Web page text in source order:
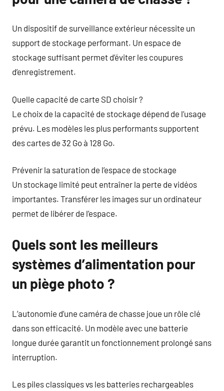
Un dispositif de surveillance extérieur nécessite un
support de stockage performant. Un espace de
stockage suffisant permet d’éviter les coupures
d’enregistrement.
Quelle capacité de carte SD choisir ?
Le choix de la capacité de stockage dépend de l’usage
prévu. Les modèles les plus performants supportent
des cartes de 32 Go à 128 Go.
Prévenir la saturation de l’espace de stockage
Un stockage limité peut entraîner la perte de vidéos
importantes. Transférer les images sur un ordinateur
permet de libérer de l’espace.
Quels sont les meilleurs
systèmes d’alimentation pour
un piège photo ?
L’autonomie d’une caméra de chasse joue un rôle clé
dans son efficacité. Un modèle avec une batterie
longue durée garantit un fonctionnement prolongé sans
interruption.
Les piles classiques vs les batteries rechargeables